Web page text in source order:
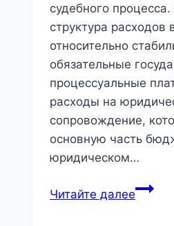
судебного
структура расходов
относительно
обязательные
процессуальные
расходы на
сопровождение,
основную часть
юридическом…
Читайте далее